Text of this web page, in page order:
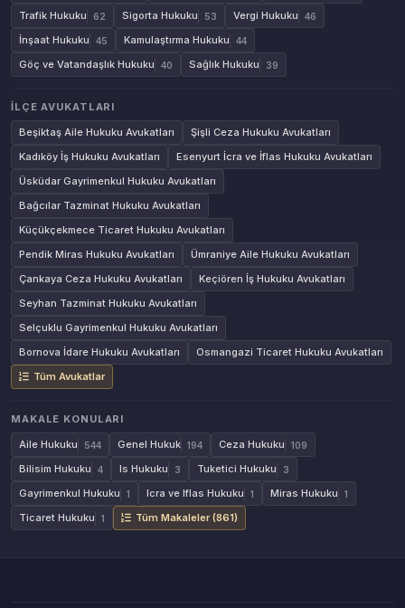
Trafik Hukuku 62 Sigorta Hukuku 53 Vergi Hukuku 46
İnşaat Hukuku 45 Kamulaştırma Hukuku 44
Göç ve Vatandaşlık Hukuku 40 Sağlık Hukuku 39
İLÇE AVUKATLARI
Beşiktaş Aile Hukuku Avukatları
Şişli Ceza Hukuku Avukatları
Kadıköy İş Hukuku Avukatları
Esenyurt İcra ve İflas Hukuku Avukatları
Üsküdar Gayrimenkul Hukuku Avukatları
Bağcılar Tazminat Hukuku Avukatları
Küçükçekmece Ticaret Hukuku Avukatları
Pendik Miras Hukuku Avukatları
Ümraniye Aile Hukuku Avukatları
Çankaya Ceza Hukuku Avukatları
Keçiören İş Hukuku Avukatları
Seyhan Tazminat Hukuku Avukatları
Selçuklu Gayrimenkul Hukuku Avukatları
Bornova İdare Hukuku Avukatları
Osmangazi Ticaret Hukuku Avukatları
Tüm Avukatlar
MAKALE KONULARI
Aile Hukuku
544 Genel Hukuk 194 Ceza Hukuku 109
Bilisim Hukuku 4 Is Hukuku 3 Tuketici Hukuku 3
Gayrimenkul Hukuku 1 Icra ve Iflas Hukuku 1 Miras Hukuku 1
Ticaret Hukuku 1 Tüm Makaleler (861)